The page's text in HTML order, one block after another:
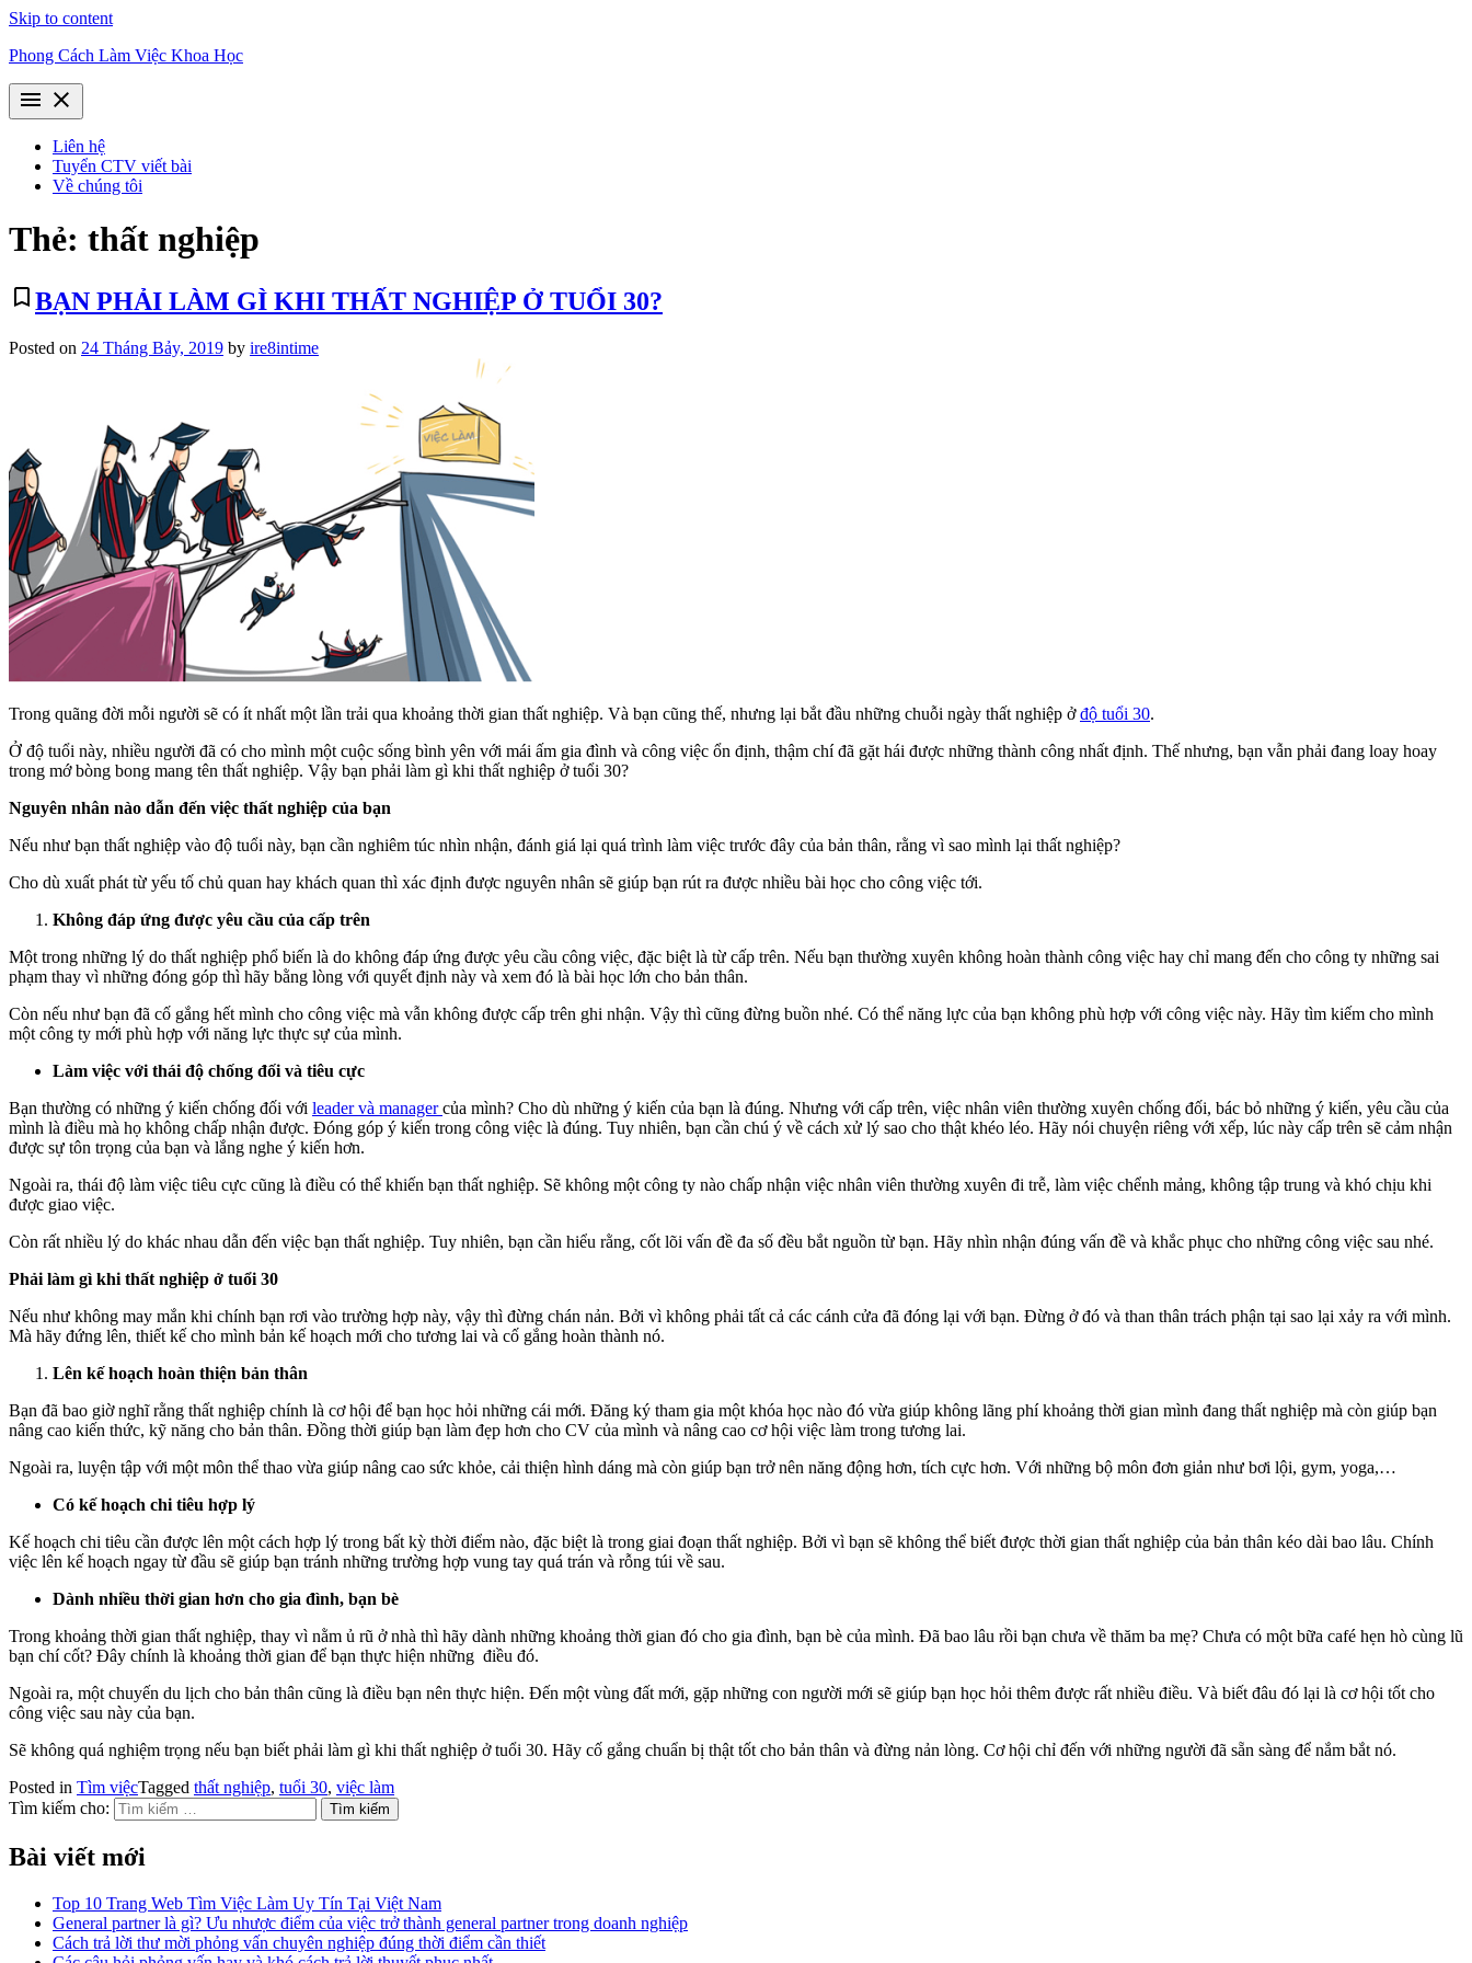
Skip to content
Phong Cách Làm Việc Khoa Học
menu close
Liên hệ
Tuyển CTV viết bài
Về chúng tôi
Thẻ: thất nghiệp
bookmark_border BẠN PHẢI LÀM GÌ KHI THẤT NGHIỆP Ở TUỔI 30?
Posted on 24 Tháng Bảy, 2019 by ire8intime
Trong quãng đời mỗi người sẽ có ít nhất một lần trải qua khoảng thời gian thất nghiệp. Và bạn cũng thế, nhưng lại bắt đầu những chuỗi ngày thất nghiệp ởđộ tuổi 30.
Ở độ tuổi này, nhiều người đã có cho mình một cuộc sống bình yên với mái ấm gia đình và công việc ổn định, thậm chí đã gặt hái được những thành công nhất định. Thế nhưng, bạn vẫn phải đang loay hoay
trong mớ bòng bong mang tên thất nghiệp. Vậy bạn phải làm gì khi thất nghiệp ở tuổi 30?
Nguyên nhân nào dẫn đến việc thất nghiệp của bạn
Nếu như bạn thất nghiệp vào độ tuổi này, bạn cần nghiêm túc nhìn nhận, đánh giá lại quá trình làm việc trước đây của bản thân, rằng vì sao mình lại thất nghiệp?
Cho dù xuất phát từ yếu tố chủ quan hay khách quan thì xác định được nguyên nhân sẽ giúp bạn rút ra được nhiều bài học cho công việc tới.
Không đáp ứng được yêu cầu của cấp trên
Một trong những lý do thất nghiệp phổ biến là do không đáp ứng được yêu cầu công việc, đặc biệt là từ cấp trên. Nếu bạn thường xuyên không hoàn thành công việc hay chỉ mang đến cho công ty những sai
phạm thay vì những đóng góp thì hãy bằng lòng với quyết định này và xem đó là bài học lớn cho bản thân.
Còn nếu như bạn đã cố gắng hết mình cho công việc mà vẫn không được cấp trên ghi nhận. Vậy thì cũng đừng buồn nhé. Có thể năng lực của bạn không phù hợp với công việc này. Hãy tìm kiếm cho mình
một công ty mới phù hợp với năng lực thực sự của mình.
Làm việc với thái độ chống đối và tiêu cực
Bạn thường có những ý kiến chống đối với leader và managercủa mình? Cho dù những ý kiến của bạn là đúng. Nhưng với cấp trên, việc nhân viên thường xuyên chống đối, bác bỏ những ý kiến, yêu cầu của
mình là điều mà họ không chấp nhận được. Đóng góp ý kiến trong công việc là đúng. Tuy nhiên, bạn cần chú ý về cách xử lý sao cho thật khéo léo. Hãy nói chuyện riêng với xếp, lúc này cấp trên sẽ cảm nhận
được sự tôn trọng của bạn và lắng nghe ý kiến hơn.
Ngoài ra, thái độ làm việc tiêu cực cũng là điều có thể khiến bạn thất nghiệp. Sẽ không một công ty nào chấp nhận việc nhân viên thường xuyên đi trễ, làm việc chểnh mảng, không tập trung và khó chịu khi
được giao việc.
Còn rất nhiều lý do khác nhau dẫn đến việc bạn thất nghiệp. Tuy nhiên, bạn cần hiểu rằng, cốt lõi vấn đề đa số đều bắt nguồn từ bạn. Hãy nhìn nhận đúng vấn đề và khắc phục cho những công việc sau nhé.
Phải làm gì khi thất nghiệp ở tuổi 30
Nếu như không may mắn khi chính bạn rơi vào trường hợp này, vậy thì đừng chán nản. Bởi vì không phải tất cả các cánh cửa đã đóng lại với bạn. Đừng ở đó và than thân trách phận tại sao lại xảy ra với mình.
Mà hãy đứng lên, thiết kế cho mình bản kế hoạch mới cho tương lai và cố gắng hoàn thành nó.
Lên kế hoạch hoàn thiện bản thân
Bạn đã bao giờ nghĩ rằng thất nghiệp chính là cơ hội để bạn học hỏi những cái mới. Đăng ký tham gia một khóa học nào đó vừa giúp không lãng phí khoảng thời gian mình đang thất nghiệp mà còn giúp bạn
nâng cao kiến thức, kỹ năng cho bản thân. Đồng thời giúp bạn làm đẹp hơn cho CV của mình và nâng cao cơ hội việc làm trong tương lai.
Ngoài ra, luyện tập với một môn thể thao vừa giúp nâng cao sức khỏe, cải thiện hình dáng mà còn giúp bạn trở nên năng động hơn, tích cực hơn. Với những bộ môn đơn giản như bơi lội, gym, yoga,…
Có kế hoạch chi tiêu hợp lý
Kế hoạch chi tiêu cần được lên một cách hợp lý trong bất kỳ thời điểm nào, đặc biệt là trong giai đoạn thất nghiệp. Bởi vì bạn sẽ không thể biết được thời gian thất nghiệp của bản thân kéo dài bao lâu. Chính
việc lên kế hoạch ngay từ đầu sẽ giúp bạn tránh những trường hợp vung tay quá trán và rỗng túi về sau.
Dành nhiều thời gian hơn cho gia đình, bạn bè
Trong khoảng thời gian thất nghiệp, thay vì nằm ủ rũ ở nhà thì hãy dành những khoảng thời gian đó cho gia đình, bạn bè của mình. Đã bao lâu rồi bạn chưa về thăm ba mẹ? Chưa có một bữa café hẹn hò cùng lũ
bạn chí cốt? Đây chính là khoảng thời gian để bạn thực hiện những điều đó.
Ngoài ra, một chuyến du lịch cho bản thân cũng là điều bạn nên thực hiện. Đến một vùng đất mới, gặp những con người mới sẽ giúp bạn học hỏi thêm được rất nhiều điều. Và biết đâu đó lại là cơ hội tốt cho
công việc sau này của bạn.
Sẽ không quá nghiệm trọng nếu bạn biết phải làm gì khi thất nghiệp ở tuổi 30. Hãy cố gắng chuẩn bị thật tốt cho bản thân và đừng nản lòng. Cơ hội chỉ đến với những người đã sẵn sàng để nắm bắt nó.
Posted in Tìm việcTagged thất nghiệp, tuổi 30, việc làm
Tìm kiếm cho:
Bài viết mới
Top 10 Trang Web Tìm Việc Làm Uy Tín Tại Việt Nam
General partner là gì? Ưu nhược điểm của việc trở thành general partner trong doanh nghiệp
Cách trả lời thư mời phỏng vấn chuyên nghiệp đúng thời điểm cần thiết